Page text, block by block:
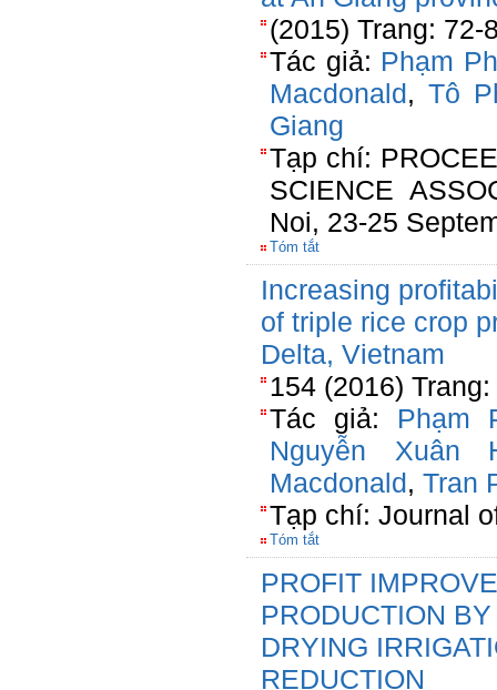
(2015) Trang: 72-
Tác giả: Phạm
Macdonald,Tô
Giang
Tạp chí:
SCIENCE
Noi, 23-25
Tóm tắt
Increasing
of triple rice crop
Delta, Vietnam
154 (2016)
Tác giả: Phạm
Nguyễn Xuân
Macdonald, Tran
Tạp chí: Journal
Tóm tắt
PROFIT
PRODUCTION
DRYING
REDUCTION